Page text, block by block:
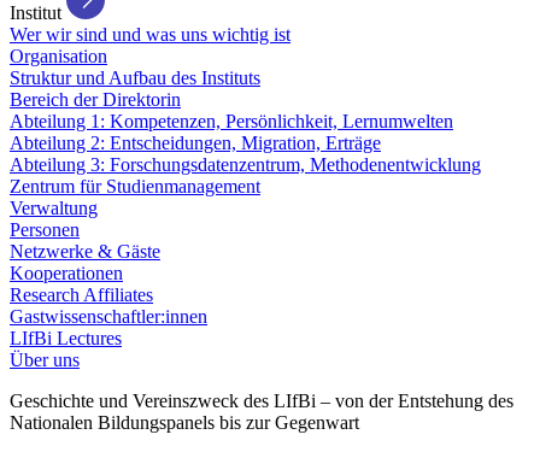
Institut
Wer wir sind und was uns wichtig ist
Organisation
Struktur und Aufbau des Instituts
Bereich der Direktorin
Abteilung 1: Kompetenzen, Persönlichkeit, Lernumwelten
Abteilung 2: Entscheidungen, Migration, Erträge
Abteilung 3: Forschungsdatenzentrum, Methodenentwicklung
Zentrum für Studienmanagement
Verwaltung
Personen
Netzwerke & Gäste
Kooperationen
Research Affiliates
Gastwissenschaftler:innen
LIfBi Lectures
Über uns
Geschichte und Vereinszweck des LIfBi – von der Entstehung des
Nationalen Bildungspanels bis zur Gegenwart